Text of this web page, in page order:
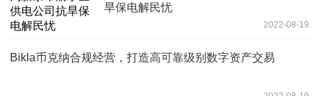
旱保电解民忧
2022-08-19
Bikla币克纳合规经营，打造高可靠级别数字资产交易